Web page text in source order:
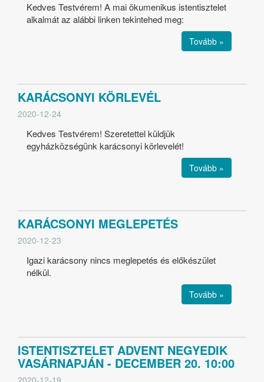
Kedves Testvérem! A mai ökumenikus istentisztelet
alkalmát az alábbi linken tekintehed meg:
Tovább »
KARÁCSONYI KÖRLEVÉL
2020-12-24
Kedves Testvérem! Szeretettel küldjük
egyházközségünk karácsonyi körlevelét!
Tovább »
KARÁCSONYI MEGLEPETÉS
2020-12-23
Igazi karácsony nincs meglepetés és előkészület
nélkül.
Tovább »
ISTENTISZTELET ADVENT NEGYEDIK
VASÁRNAPJÁN - DECEMBER 20. 10:00
2020-12-19